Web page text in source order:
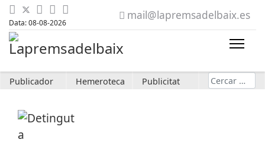
Data: 08-08-2026
mail@lapremsadelbaix.es
Publicador Hemeroteca Publicitat Cerca